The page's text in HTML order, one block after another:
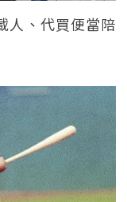
人、代買便當陪